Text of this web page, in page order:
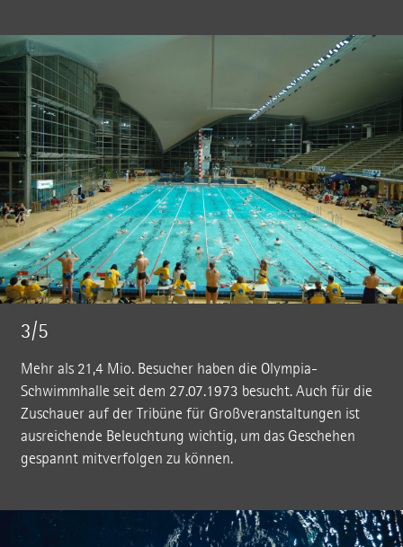
3/5
Mehr als 21,4 Mio. Besucher haben die Olympia-
Schwimmhalle seit dem 27.07.1973 besucht. Auch für die
Zuschauer auf der Tribüne für Großveranstaltungen ist
ausreichende Beleuchtung wichtig, um das Geschehen
gespannt mitverfolgen zu können.